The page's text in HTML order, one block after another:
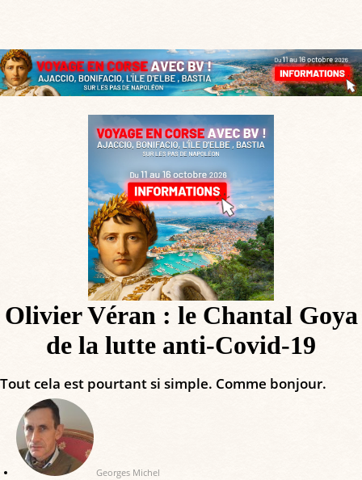
Olivier Véran : le Chantal Goya
de la lutte anti-Covid-19
Tout cela est pourtant si simple. Comme bonjour.
Georges Michel